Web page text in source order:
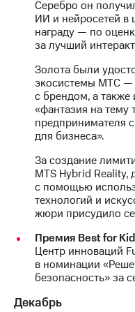
Серебро он
ИИ и нейросетей в
награду — по
за лучший
Золота были
экосистемы МТС —
с брендом, а
«фантазия на тему
предпринимателя
для бизнеса».
За создание
MTS Hybrid Reality,
с помощью
технологий и
жюри присудило
Премия Best for
Центр инноваций
в номинации
безопасность» за
Декабрь